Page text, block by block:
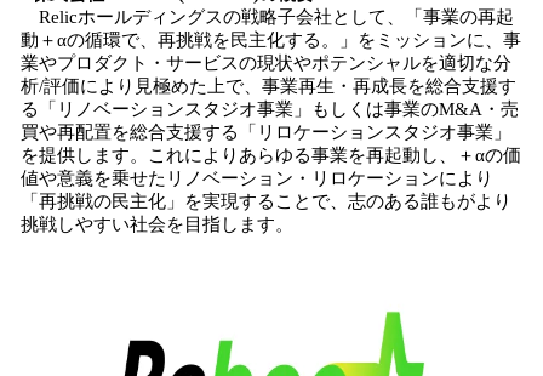
Relicホールディングスの戦略子会社として、「事業の再起
動＋αの循環で、再挑戦を民主化する。」をミッションに、事
業やプロダクト・サービスの現状やポテンシャルを適切な分
析/評価により見極めた上で、事業再生・再成長を総合支援す
る「リノベーションスタジオ事業」もしくは事業のM&A・売
買や再配置を総合支援する「リロケーションスタジオ事業」
を提供します。これによりあらゆる事業を再起動し、＋αの価
値や意義を乗せたリノベーション・リロケーションにより
「再挑戦の民主化」を実現することで、志のある誰もがより
挑戦しやすい社会を目指します。